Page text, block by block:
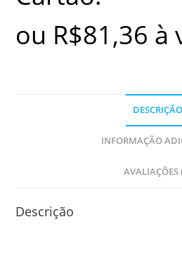
ou R$81,36 à
DESCRIÇÃO
INFORMAÇÃO
AVALIAÇÕES
Descrição